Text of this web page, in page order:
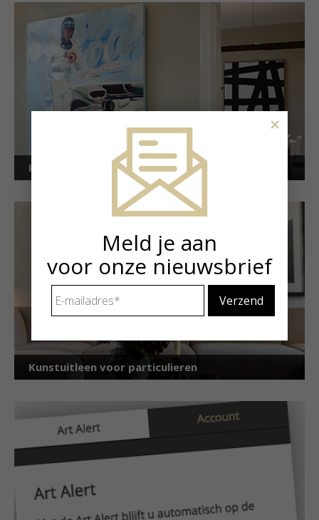
Kunstuitleen voor bedrijven
Kunstuitleen voor particulieren
Meld je aan
voor onze nieuwsbrief
mailadres *
×